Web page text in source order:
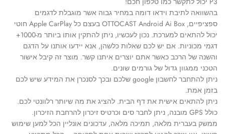
בהשוואה לתיבת וידאו דומה במחיר גבוה אשר מוגבלת לדגמים
ספציפיים, OTTOCAST Android Ai Box בעצם כל Apple CarPlay חוטי
יכול להתאים למערכת. נכון לעכשיו, ניתן להתקין אותו ביותר מ-1000+
דגמי מכוניות. אם יש לכם שאלות כלשהן, אנא יידעו אותנו על הדגם
והשנה של הרכב כאשר אתם יוצרים איתנו קשר. מוצר זה קיבל אישור
הטכני ממגוון גדול של גורמים שונים.
ניתן להתחבר לחשבון google שלכם ובכך לסנכרן את המידע שיש לכם
בזמן אמת.
ניתן להתאים אישית את דף הבית. להציג את מה שיותר רלוונטי לכם.
כולל GPS מובנה, ניתן לחבר סים וכרטיס זיכרון להרחבת הזיכרון.
ממשק בעברית מלאה, תמיכה מלאה, עדכונים אונליין הכל למען שימוש